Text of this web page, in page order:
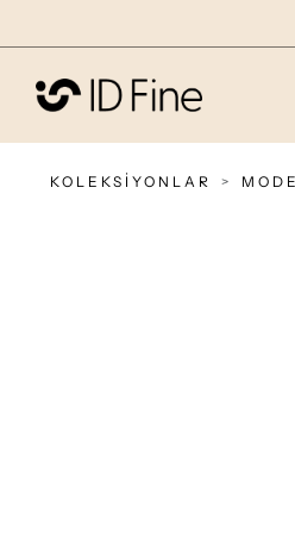
KOLEKSİYONLAR